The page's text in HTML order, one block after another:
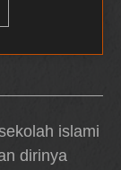
islami
dirinya